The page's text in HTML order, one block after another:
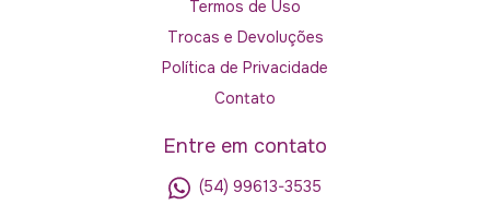
Termos de Uso
Trocas e Devoluções
Política de Privacidade
Contato
Entre em contato
(54) 99613-3535